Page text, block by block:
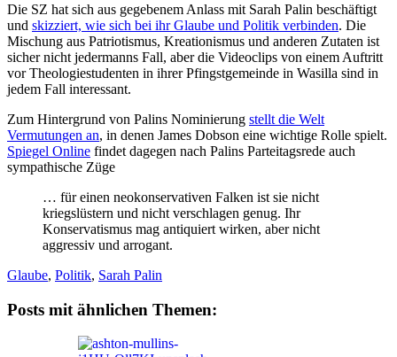
Die SZ hat sich aus gegebenem Anlass mit Sarah Palin beschäftigt
und skizziert, wie sich bei ihr Glaube und Politik verbinden. Die
Mischung aus Patriotismus, Kreationismus und anderen Zutaten ist
sicher nicht jedermanns Fall, aber die Videoclips von einem Auftritt
vor Theologiestudenten in ihrer Pfingstgemeinde in Wasilla sind in
jedem Fall interessant.
Zum Hintergrund von Palins Nominierung stellt die Welt
Vermutungen an, in denen James Dobson eine wichtige Rolle spielt.
Spiegel Online findet dagegen nach Palins Parteitagsrede auch
sympathische Züge
… für einen neokonservativen Falken ist sie nicht
kriegslüstern und nicht verschlagen genug. Ihr
Konservatismus mag antiquiert wirken, aber nicht
aggressiv und arrogant.
Glaube, Politik, Sarah Palin
Posts mit ähnlichen Themen: